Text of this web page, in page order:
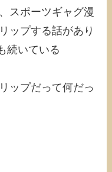
スポーツギャグ漫
ップする話があり
続いている
ップだって何だっ